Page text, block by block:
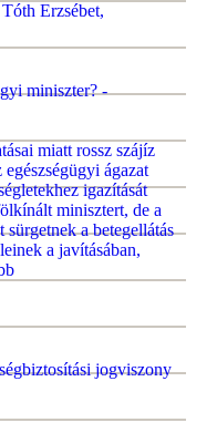
Erzsébet,
miniszter? -
miatt rossz szájíz
ágazat
igazítását
minisztert, de a
a betegellátás
a javításában,
jogviszony